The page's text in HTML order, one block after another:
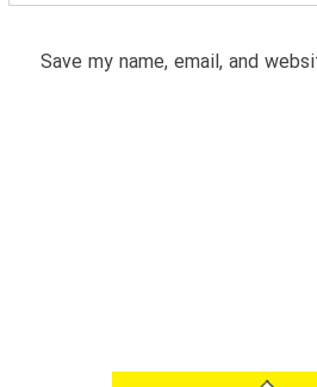
Save my name, email, and